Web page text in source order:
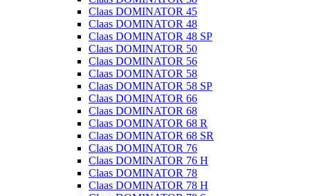
Claas DOMINATOR 45
Claas DOMINATOR 48
Claas DOMINATOR 48 SP
Claas DOMINATOR 50
Claas DOMINATOR 56
Claas DOMINATOR 58
Claas DOMINATOR 58 SP
Claas DOMINATOR 66
Claas DOMINATOR 68
Claas DOMINATOR 68 R
Claas DOMINATOR 68 SR
Claas DOMINATOR 76
Claas DOMINATOR 76 H
Claas DOMINATOR 78
Claas DOMINATOR 78 H